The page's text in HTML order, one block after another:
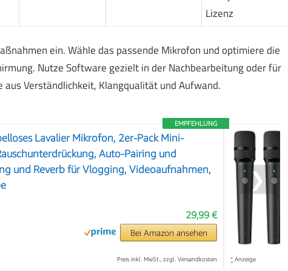
Lizenz
ein. Wähle das passende Mikrofon und optimiere die
Nutze Software gezielt in der Nachbearbeitung oder für
Verständlichkeit, Klangqualität und Aufwand.
EMPFEHLUNG
Lavalier Mikrofon, 2er-Pack Mini-
Auto-Pairing und
und Reverb für Vlogging, Videoaufnahmen,
29,99 €
Bei Amazon ansehen
Preis inkl. MwSt., zzgl. Versandkosten * Anzeige
❯